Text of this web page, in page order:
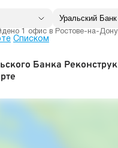
1 офис в Ростове-на-Дону
Списком
Банка